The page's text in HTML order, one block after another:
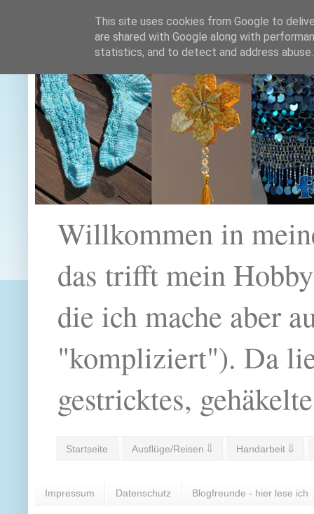
Willkommen in
das trifft mein
die ich mache aber
"kompliziert"). Da
gestricktes,
Startseite Ausflüge/Reisen ⇓ Handarbeit ⇓
Impressum Datenschutz Blogfreunde - hier lese ich
This site uses cookies from Google to
are shared with Google along with
statistics, and to detect and address abuse.